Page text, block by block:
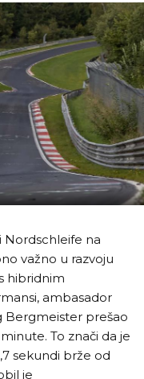
Nordschleife na
važno u razvoju
hibridnim
ambasador
Bergmeister prešao
To znači da je
sekundi brže od
je